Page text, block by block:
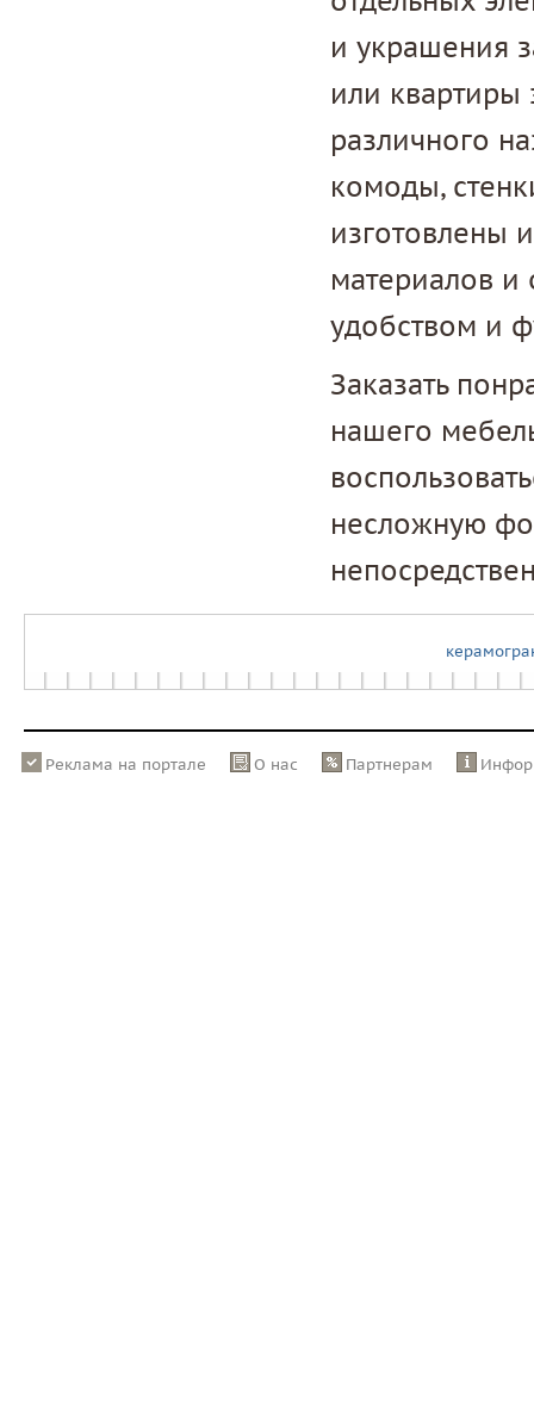
и украшения
или квартиры
различного
комоды,
изготовлены
материалов и
удобством и
Заказать
нашего
несложную
Реклама на портале О нас Партнерам